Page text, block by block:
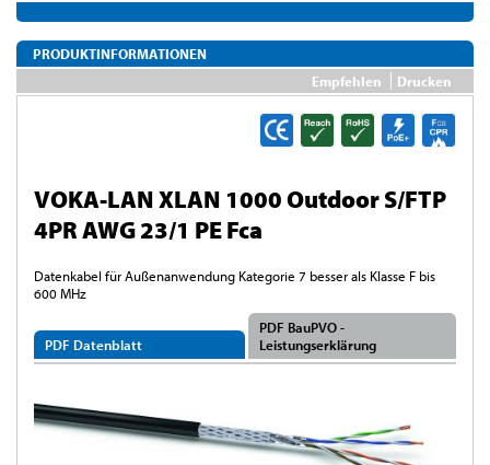
PRODUKTINFORMATIONEN
Empfehlen
Drucken
VOKA-LAN XLAN 1000 Outdoor S/FTP
4PR AWG 23/1 PE Fca
Datenkabel für Außenanwendung Kategorie 7 besser als Klasse F bis
600 MHz
PDF Datenblatt
PDF BauPVO -
Leistungserklärung